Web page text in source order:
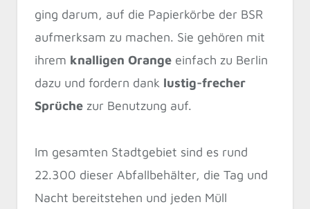
ging darum, auf die Papierkörbe der BSR
aufmerksam zu machen. Sie gehören mit
ihrem knalligen Orange einfach zu Berlin
dazu und fordern dank lustig-frecher
Sprüche zur Benutzung auf.
Im gesamten Stadtgebiet sind es rund
22.300 dieser Abfallbehälter, die Tag und
Nacht bereitstehen und jeden Müll